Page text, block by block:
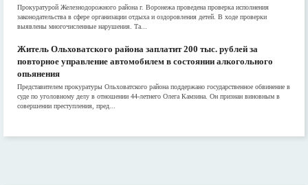
Прокуратурой Железнодорожного района г. Воронежа проведена проверка исполнения
законодательства в сфере организации отдыха и оздоровления детей. В ходе проверки
выявлены многочисленные нарушения. Та...
Житель Ольховатского района заплатит 200 тыс. рублей за
повторное управление автомобилем в состоянии алкогольного
опьянения
Представителем прокуратуры Ольховатского района поддержано государственное обвинение в
суде по уголовному делу в отношении 44-летнего Олега Камзина. Он признан виновным в
совершении преступления, пред...